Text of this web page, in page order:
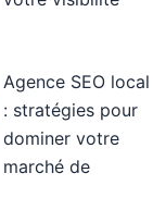
Agence SEO local
: stratégies pour
dominer votre
marché de